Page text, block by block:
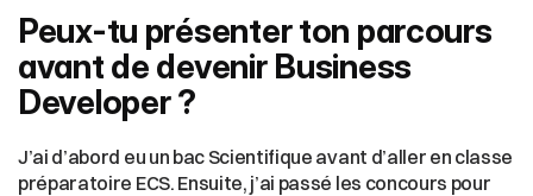
Peux-tu présenter ton parcours
avant de devenir Business
Developer ?
J’ai d’abord eu un bac Scientifique avant d’aller en classe
préparatoire ECS. Ensuite, j’ai passé les concours pour